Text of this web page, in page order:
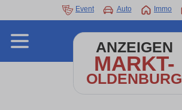
Event Auto Immo
ANZEIGEN
MARKT-
OLDENBURG